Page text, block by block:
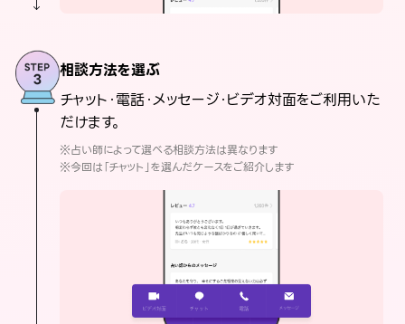
相談方法を選ぶ
チャット・電話・メッセージ・ビデオ対面をご利用いた
だけます。
※占い師によって選べる相談方法は異なります
※今回は「チャット」を選んだケースをご紹介します